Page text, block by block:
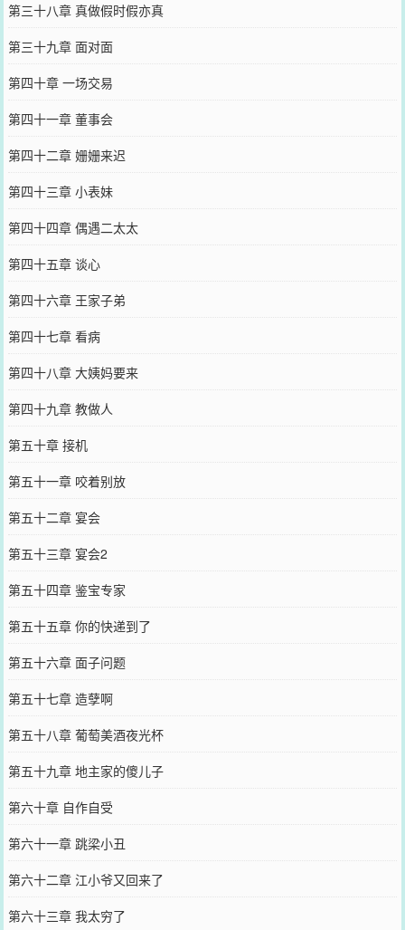
第三十八章 真做假时假亦真
第三十九章 面对面
第四十章 一场交易
第四十一章 董事会
第四十二章 姗姗来迟
第四十三章 小表妹
第四十四章 偶遇二太太
第四十五章 谈心
第四十六章 王家子弟
第四十七章 看病
第四十八章 大姨妈要来
第四十九章 教做人
第五十章 接机
第五十一章 咬着别放
第五十二章 宴会
第五十三章 宴会2
第五十四章 鉴宝专家
第五十五章 你的快递到了
第五十六章 面子问题
第五十七章 造孽啊
第五十八章 葡萄美酒夜光杯
第五十九章 地主家的傻儿子
第六十章 自作自受
第六十一章 跳梁小丑
第六十二章 江小爷又回来了
第六十三章 我太穷了